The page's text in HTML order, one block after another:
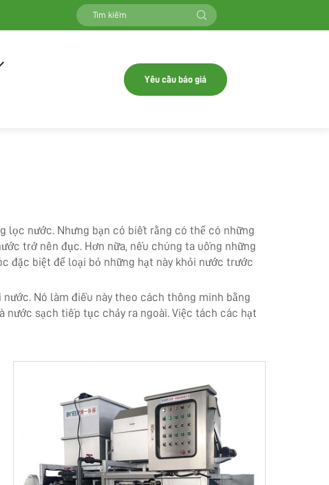
Yêu cầu báo giá
lọc nước. Nhưng bạn có biết rằng có thể có những
trở nên đục. Hơn nữa, nếu chúng ta uống những
đặc biệt để loại bỏ những hạt này khỏi nước trước
Nó làm điều này theo cách thông minh bằng
nước sạch tiếp tục chảy ra ngoài. Việc tách các hạt